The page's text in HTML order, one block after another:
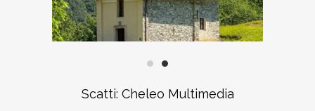
Scatti: Cheleo Multimedia